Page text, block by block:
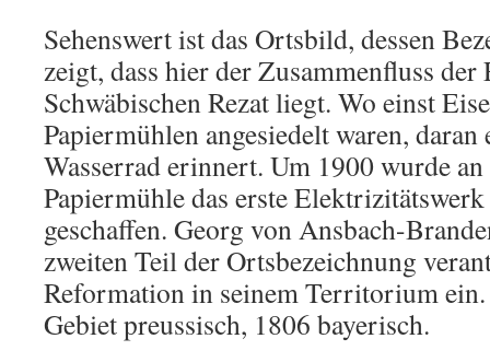
Sehenswert ist das Ortsbild, dessen
zeigt, dass hier der Zusammenfluss der
Schwäbischen Rezat liegt. Wo einst
Papiermühlen angesiedelt waren,
Wasserrad erinnert. Um 1900 wurde
Papiermühle das erste
geschaffen. Georg von Ansbach-
zweiten Teil der Ortsbezeichnung
Reformation in seinem Territorium
Gebiet preussisch, 1806 bayerisch.